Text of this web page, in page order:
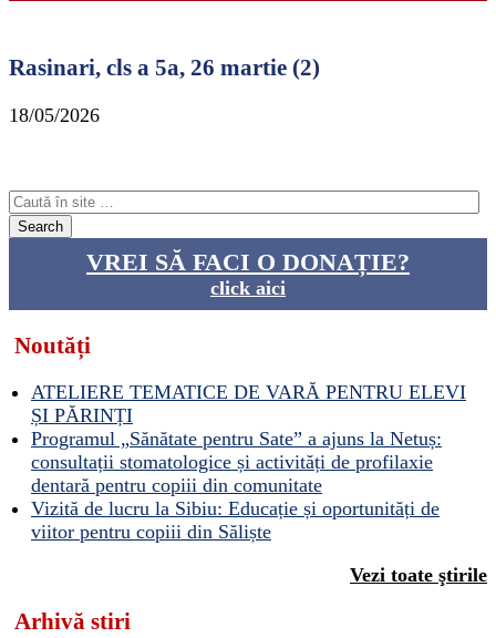
Rasinari, cls a 5a, 26 martie (2)
18/05/2026
VREI SĂ FACI O DONAȚIE?
click aici
Noutăți
ATELIERE TEMATICE DE VARĂ PENTRU ELEVI
ȘI PĂRINȚI
Programul „Sănătate pentru Sate” a ajuns la Netuș:
consultații stomatologice și activități de profilaxie
dentară pentru copiii din comunitate
Vizită de lucru la Sibiu: Educație și oportunități de
viitor pentru copiii din Săliște
Vezi toate ştirile
Arhivă stiri